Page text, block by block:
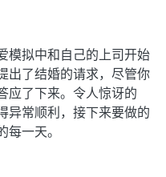
模拟中和自己的上司开始
出了结婚的请求，尽管你
应了下来。令人惊讶的
异常顺利，接下来要做的
一天。